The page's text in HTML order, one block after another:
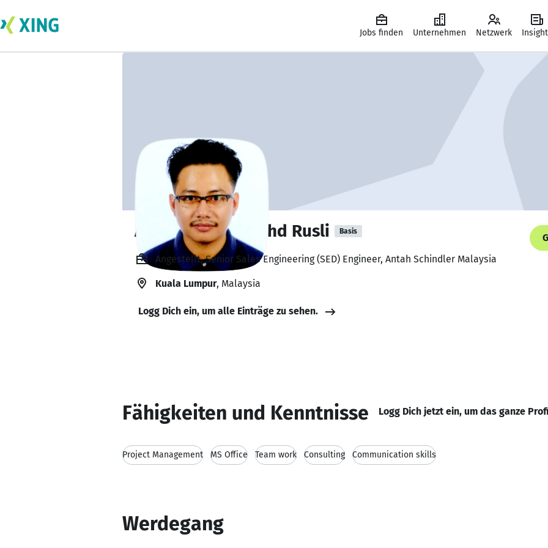
Jobs finden Unternehmen Netzwerk
Amier Hakimi Mohd Rusli Basis
Angestellt, Senior Sales Engineering (SED) Engineer, Antah Schindler Malaysia
Kuala Lumpur, Malaysia
Logg Dich ein, um alle Einträge zu sehen.
Fähigkeiten und Kenntnisse Logg Dich jetzt ein, um das ganze
Project Management MS Office Team work Consulting Communication skills
Werdegang